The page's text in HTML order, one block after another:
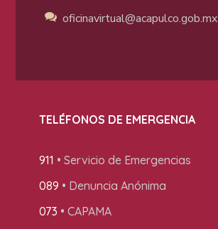
oficinavirtual@acapulco.gob.mx
TELÉFONOS DE EMERGENCIA
911 • Servicio de Emergencias
089 • Denuncia Anónima
073 • CAPAMA